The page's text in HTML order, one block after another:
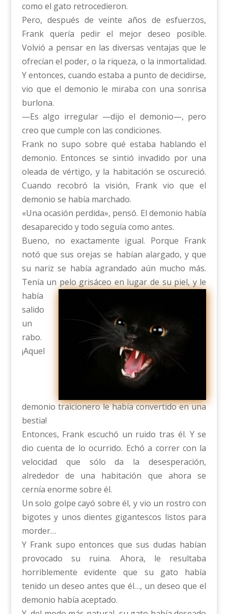
como el gato retrocedieron.
Pero, después de veinte años de esfuerzos,
Frank quería pedir el mejor deseo posible.
Volvió a pensar en las diversas ventajas que le
ofrecían el poder, o la riqueza, o la inmortalidad.
Y entonces, cuando estaba a punto de decidirse,
vio que el demonio le miraba con una sonrisa
burlona.
—Es algo irregular —dijo el demonio—, pero
creo que cumple con las condiciones.
Frank no supo sobre qué estaba hablando el
demonio. Entonces se sintió invadido por una
oleada de vértigo, y la habitación se oscureció.
Cuando recobró la visión, Frank vio que el
demonio se había marchado.
«Una ocasión perdida», pensó. El demonio había
desaparecido y todo seguía como antes.
Bueno, no exactamente igual. Porque Frank
notó que sus orejas se habían alargado, y que
su nariz se había agrandado aún mucho más.
Tenía un pelo grisáceo en lugar de su piel, y le
había
salido
un
rabo.
¡Aquel
demonio traicionero le había convertido en una
bestia!
Entonces, Frank escuchó un ruido tras él. Y se
dio cuenta de lo ocurrido. Echó a correr con la
velocidad que sólo da la desesperación,
alrededor de una habitación que ahora se
cernía enorme sobre él.
Un solo golpe cayó sobre él, y vio un rostro con
bigotes y unos dientes gigantescos listos para
morder…
Y Frank supo entonces que sus dudas habían
provocado su ruina. Ahora, le resultaba
horriblemente evidente que su gato había
tenido un deseo antes que él…, un deseo que el
demonio había aceptado.